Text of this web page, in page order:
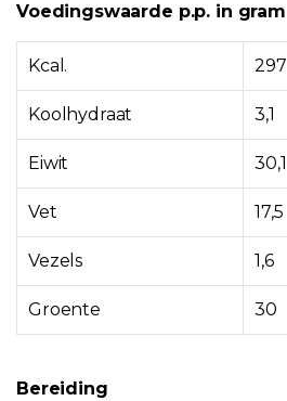
Voedingswaarde p.p. in gram
Kcal. 297
Koolhydraat 3,1
Eiwit 30,1
Vet 17,5
Vezels 1,6
Groente 30
Bereiding